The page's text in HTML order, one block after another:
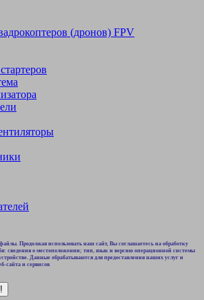
(дронов) FPV
Продолжая использовать наш сайт, Вы соглашаетесь на обработку
сведения о местоположении; тип, язык и версию операционной системы
Данные обрабатываются для предоставления наших услуг и
сайта и сервисов